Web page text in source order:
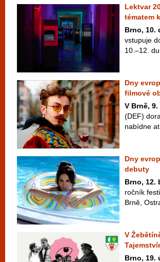
Lektvar
tématem
Brno, 10.
vstupuje
10.–12.
Dny
filmové
V Brně,
(DEF)
nabídne
Dny
debuty
Brno, 12.
ročník
Brně,
V
Brno, 19.